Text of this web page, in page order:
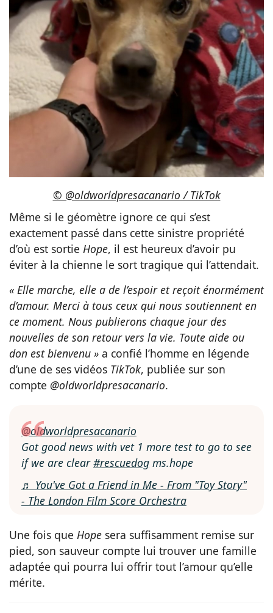
© @oldworldpresacanario / TikTok
Même si le géomètre ignore ce qui s’est
exactement passé dans cette sinistre propriété
d’où est sortie Hope, il est heureux d’avoir pu
éviter à la chienne le sort tragique qui l’attendait.
« Elle marche, elle a de l’espoir et reçoit énormément
d’amour. Merci à tous ceux qui nous soutiennent en
ce moment. Nous publierons chaque jour des
nouvelles de son retour vers la vie. Toute aide ou
don est bienvenu » a confié l’homme en légende
d’une de ses vidéos TikTok, publiée sur son
compte @oldworldpresacanario.
@oldworldpresacanario
Got good news with vet 1 more test to go to see
if we are clear#rescuedog ms.hope
♬ You've Got a Friend in Me - From "Toy Story"
- The London Film Score Orchestra
Une fois que Hope sera suffisamment remise sur
pied, son sauveur compte lui trouver une famille
adaptée qui pourra lui offrir tout l’amour qu’elle
mérite.